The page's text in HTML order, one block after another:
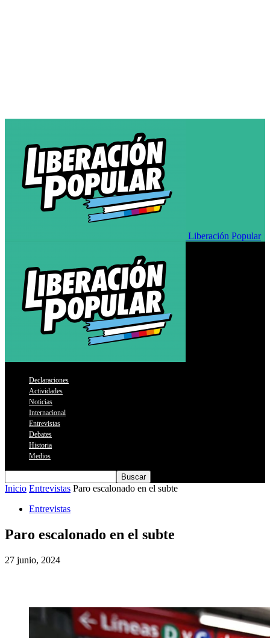
Liberación Popular
Declaraciones
Actividades
Noticias
Internacional
Entrevistas
Debates
Historia
Medios
Inicio Entrevistas Paro escalonado en el subte
Entrevistas
Paro escalonado en el subte
27 junio, 2024